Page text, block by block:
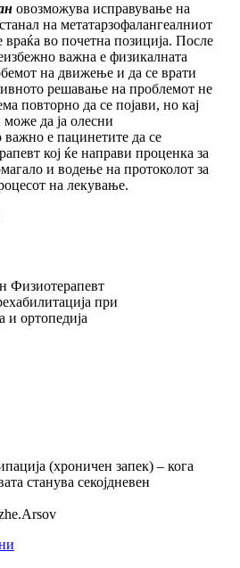
овозможува исправување на
на метатарзофалангеалниот
во почетна позиција. После
важна е физикалната
на движење и да се врати
решавање на проблемот не
повторно да се појави, но кај
да ја олесни
важно е пацинетите да се
кој ќе направи проценка за
и водење на протоколот за
на лекување.
Физиотерапевт
при
и ортопедија